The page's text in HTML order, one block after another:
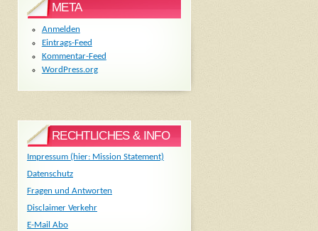
META
Anmelden
Eintrags-Feed
Kommentar-Feed
WordPress.org
RECHTLICHES & INFO
Impressum (hier: Mission Statement)
Datenschutz
Fragen und Antworten
Disclaimer Verkehr
E-Mail Abo